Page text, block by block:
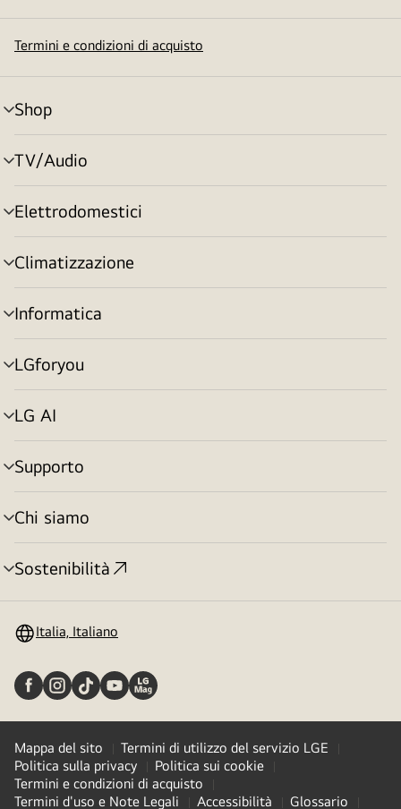
Termini e condizioni di acquisto
Shop
Attivazione
menu
TV/Audio
Attivazione
menu
Elettrodomestici
Attivazione
menu
Climatizzazione
Attivazione
menu
Informatica
Attivazione
menu
LGforyou
Attivazione
menu
LG AI
Attivazione
menu
Supporto
Attivazione
menu
Chi siamo
Attivazione
menu
Sostenibilità
Attivazione
Italia, Italiano
Mappa del sito
Termini di utilizzo del servizio LGE
Politica sulla privacy
Politica sui cookie
Termini e condizioni di acquisto
Termini d'uso e Note Legali
Accessibilità Glossario